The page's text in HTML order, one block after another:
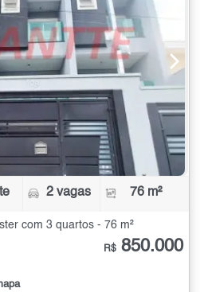
2 vagas 76 m²
com 3 quartos - 76 m²
R$ 850.000